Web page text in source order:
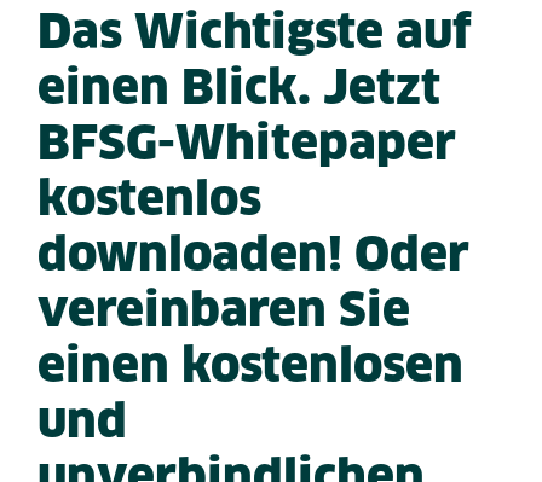
Das Wichtigste auf
einen Blick. Jetzt
BFSG-Whitepaper
kostenlos
downloaden! Oder
vereinbaren Sie
einen kostenlosen
und